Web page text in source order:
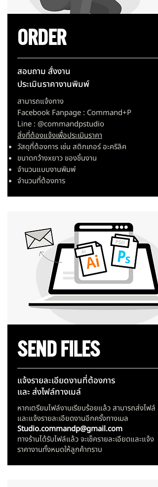
ORDER
สอบถาม สั่งงาน
ประเมินราคางานพิมพ์
สามารถแจ้งทาง
Facebook Fanpage : Command+P
Line : @commandpstudio
สิ่งที่ต้องแจ้งเพื่อประเมินราคา
วัสดุที่ต้องการ เช่น สติกเกอร์ อะคริลิค
ขนาดกว้างxยาว ของชิ้นงาน
จำนวนแบบงานพิมพ์
จำนวนที่ต้องการ
SEND FILES
แจ้งรายละเอียดงานที่ต้องการ
และ ส่งไฟล์ทางเมล์
หากเตรียมไฟล์งานเรียบร้อยแล้ว สามารถส่งไฟล์
และแจ้งรายละเอียดงานอีกครั้งทางเมล
Studio.commandp@gmail.com
ทางร้านได้รับไฟล์แล้ว จะเช็ครายละเอียดและแจ้ง
ราคางานทั้งหมดให้ลูกค้าทราบ